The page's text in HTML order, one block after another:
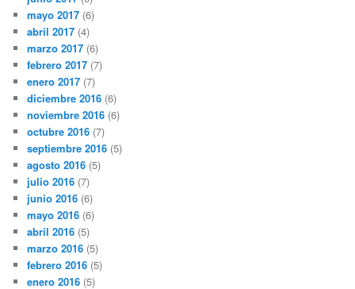
mayo 2017 (6)
abril 2017 (4)
marzo 2017 (6)
febrero 2017 (7)
enero 2017 (7)
diciembre 2016 (6)
noviembre 2016 (6)
octubre 2016 (7)
septiembre 2016 (5)
agosto 2016 (5)
julio 2016 (7)
junio 2016 (6)
mayo 2016 (6)
abril 2016 (5)
marzo 2016 (5)
febrero 2016 (5)
enero 2016 (5)